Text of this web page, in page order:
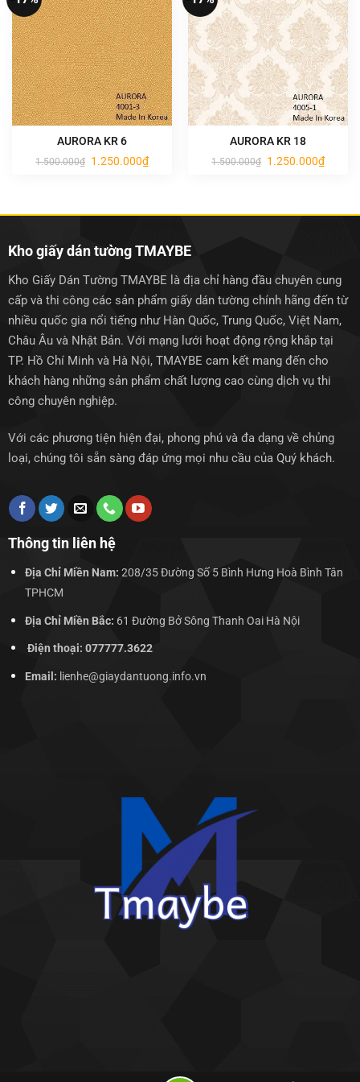
AURORA KR 6
1.500.000₫ Giá
gốc
1.250.000₫Giá
hiện
AURORA KR 18
1.500.000₫ Giá
gốc
1.250.000₫Giá
hiện
Kho giấy dán tường TMAYBE
Kho Giấy Dán Tường TMAYBE là địa chỉ hàng đầu chuyên cung
cấp và thi công các sản phẩm giấy dán tường chính hãng đến từ
nhiều quốc gia nổi tiếng như Hàn Quốc, Trung Quốc, Việt Nam,
Châu Âu và Nhật Bản. Với mạng lưới hoạt động rộng khắp tại
TP. Hồ Chí Minh và Hà Nội, TMAYBE cam kết mang đến cho
khách hàng những sản phẩm chất lượng cao cùng dịch vụ thi
công chuyên nghiệp.
Với các phương tiện hiện đại, phong phú và đa dạng về chủng
loại, chúng tôi sẵn sàng đáp ứng mọi nhu cầu của Quý khách.
Thông tin liên hệ
Địa Chỉ Miền Nam: 208/35 Đường Số 5 Bình Hưng Hoà Bình Tân
TPHCM
Địa Chỉ Miền Bắc: 61 Đường Bở Sông Thanh Oai Hà Nội
Điện thoại: 077777.3622
Email: lienhe@giaydantuong.info.vn